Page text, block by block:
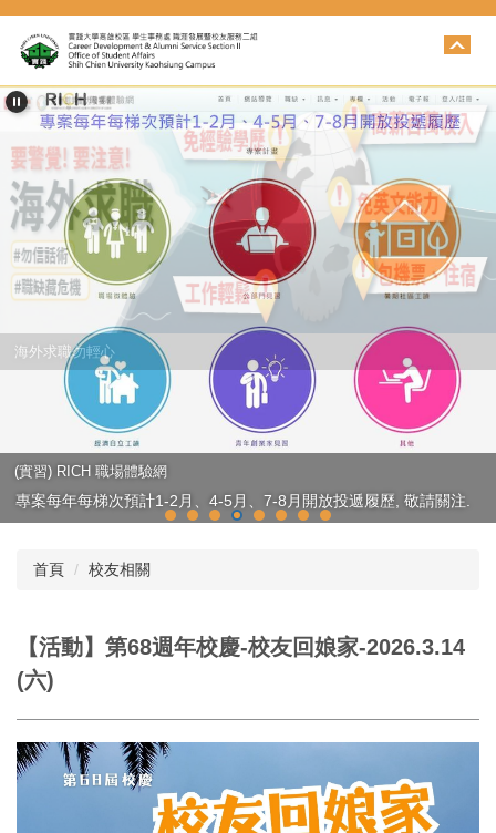
跳
到
主
要
內
區
海外求職勿輕心
(實習) RICH 職場體驗網
專案每年每梯次預計1-2月、4-5月、7-8月開放投遞履歷, 敬請關注.
首頁 校友相關
【活動】第68週年校慶-校友回娘家-2026.3.14
(六)